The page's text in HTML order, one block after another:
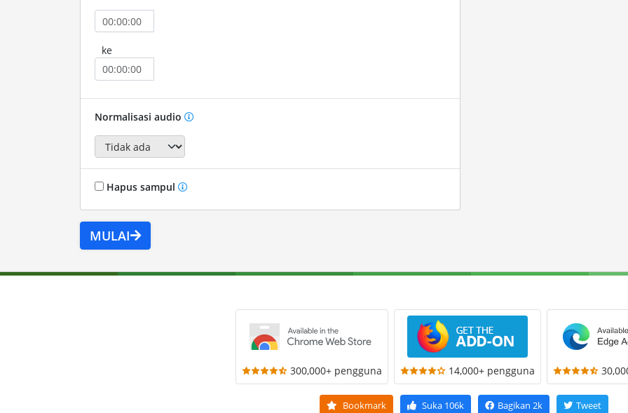
ke
Normalisasi audio
Hapus sampul
MULAI
300,000+ pengguna 14,000+ pengguna
Bookmark Suka 106k Bagikan 2k Tweet